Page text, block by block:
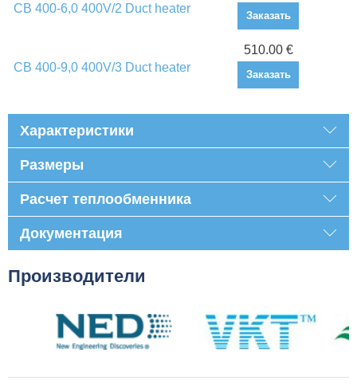
CB 400-6,0 400V/2 Duct heater
Заказать
CB 400-9,0 400V/3 Duct heater
510.00 €
Заказать
Характеристики
Размеры
Расчет теплообменника
Документация
Производители